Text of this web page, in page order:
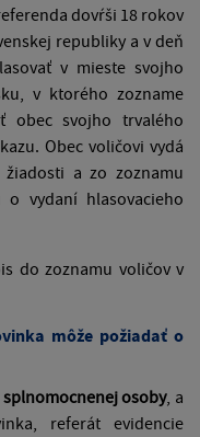
dovŕši 18 rokov
republiky a v deň
v mieste svojho
v ktorého zozname
obec svojho trvalého
Obec voličovi vydá
a zo zoznamu
vydaní hlasovacieho
do zoznamu voličov v
môže požiadať o
osoby, a
referát evidencie